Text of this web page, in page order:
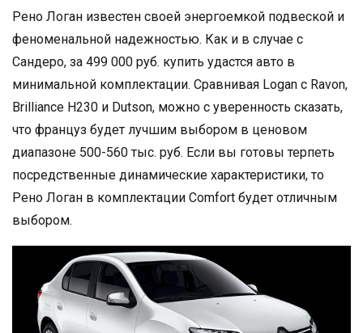
Рено Логан известен своей энергоемкой подвеской и
феноменальной надежностью. Как и в случае с
Сандеро, за 499 000 руб. купить удастся авто в
минимальной комплектации. Сравнивая Logan с Ravon,
Brilliance H230 и Dutson, можно с уверенность сказать,
что француз будет лучшим выбором в ценовом
диапазоне 500-560 тыс. руб. Если вы готовы терпеть
посредственные динамические характеристики, то
Рено Логан в комплектации Comfort будет отличным
выбором.